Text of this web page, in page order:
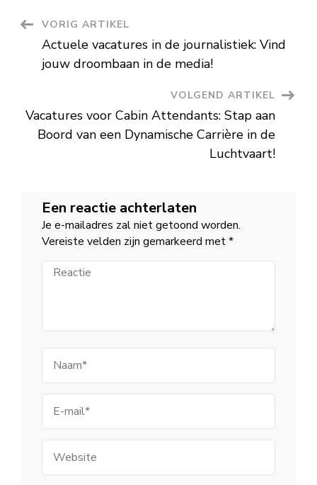
Berichtnavigatie
VORIG ARTIKEL
Actuele vacatures in de journalistiek: Vind
jouw droombaan in de media!
VOLGEND ARTIKEL
Vacatures voor Cabin Attendants: Stap aan
Boord van een Dynamische Carrière in de
Luchtvaart!
Een reactie achterlaten
Je e-mailadres zal niet getoond worden.
Vereiste velden zijn gemarkeerd met*
Reactie
mail